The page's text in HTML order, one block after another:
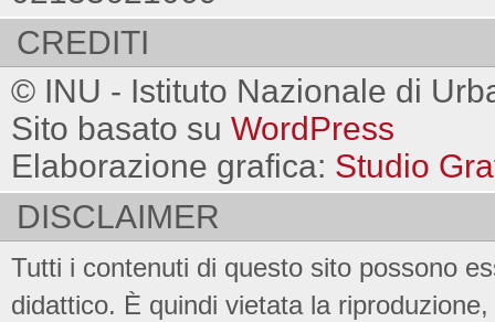
CREDITI
© INU - Istituto Nazionale di
Sito basato su WordPress
Elaborazione grafica: Studio
DISCLAIMER
Tutti i contenuti di questo sito possono
didattico. È quindi vietata la